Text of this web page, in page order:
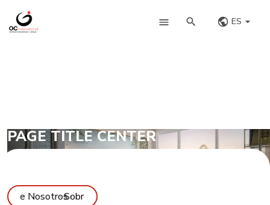
ES
PAGE TITLE CENTER
Nosotros ·· Sobre Nosotros ·